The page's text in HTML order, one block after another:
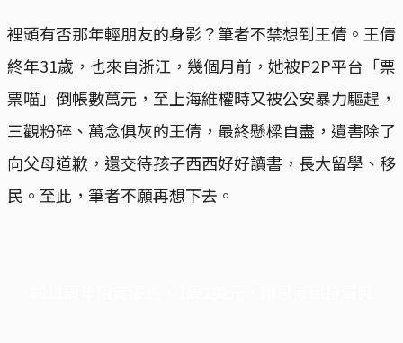
裡頭有否那年輕朋友的身影？筆者不禁想到王倩。王倩
終年31歲，也來自浙江，幾個月前，她被P2P平台「票
票喵」倒帳數萬元，至上海維權時又被公安暴力驅趕，
三觀粉碎、萬念俱灰的王倩，最終懸樑自盡，遺書除了
向父母道歉，還交待孩子西西好好讀書，長大留學、移
民。至此，筆者不願再想下去。